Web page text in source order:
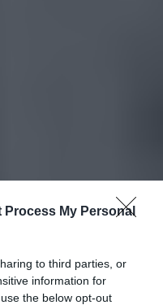
Process My Personal
to third parties, or
information for
the below opt-out